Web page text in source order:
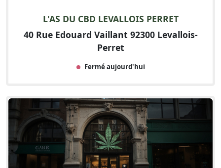
L'AS DU CBD LEVALLOIS PERRET
40 Rue Edouard Vaillant 92300 Levallois-
Perret
Fermé aujourd'hui